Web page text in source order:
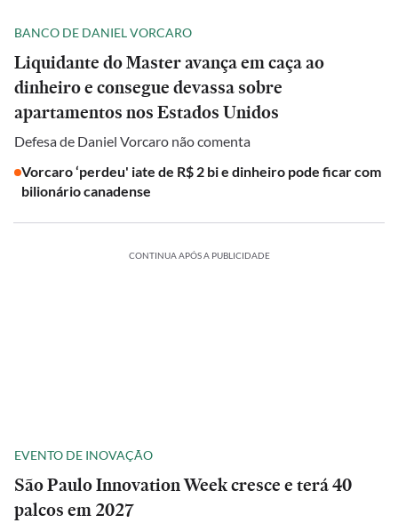
BANCO DE DANIEL VORCARO
Liquidante do Master avança em caça ao
dinheiro e consegue devassa sobre
apartamentos nos Estados Unidos
Defesa de Daniel Vorcaro não comenta
Vorcaro ‘perdeu' iate de R$ 2 bi e dinheiro pode ficar com
bilionário canadense
CONTINUA APÓS A PUBLICIDADE
EVENTO DE INOVAÇÃO
São Paulo Innovation Week cresce e terá 40
palcos em 2027